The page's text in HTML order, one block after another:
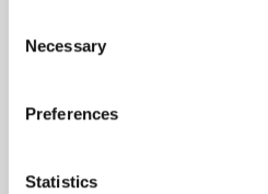
Selection
Necessary
Preferences
Statistics
Ein einfaches Gestell, um